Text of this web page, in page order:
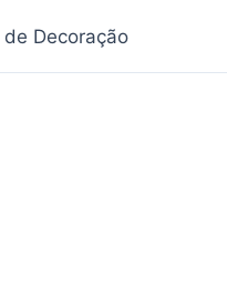
de Decoração